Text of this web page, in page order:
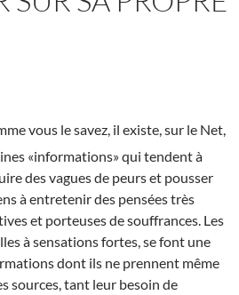
vous le savez, il existe, sur le Net,
«informations» qui tendent à
des vagues de peurs et pousser
à entretenir des pensées très
et porteuses de souffrances. Les
à sensations fortes, se font une
dont ils ne prennent même
sources, tant leur besoin de